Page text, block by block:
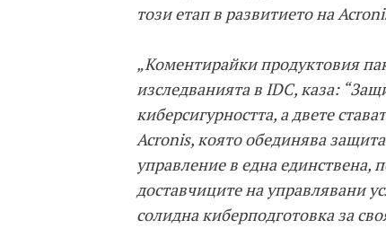
този етап в развитието на
„Коментирайки продуктовия
изследванията в IDC, каза:
киберсигурността, а двете
Acronis, която обединява
управление в една единствена,
доставчиците на управлявани
солидна киберподготовка за